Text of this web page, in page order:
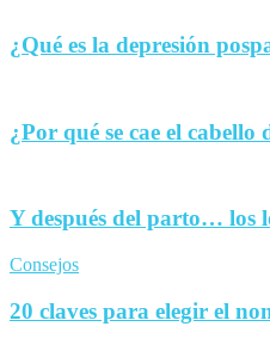
¿Qué es la depresión
¿Por qué se cae el cabello
Y después del parto… los
Consejos
20 claves para elegir el